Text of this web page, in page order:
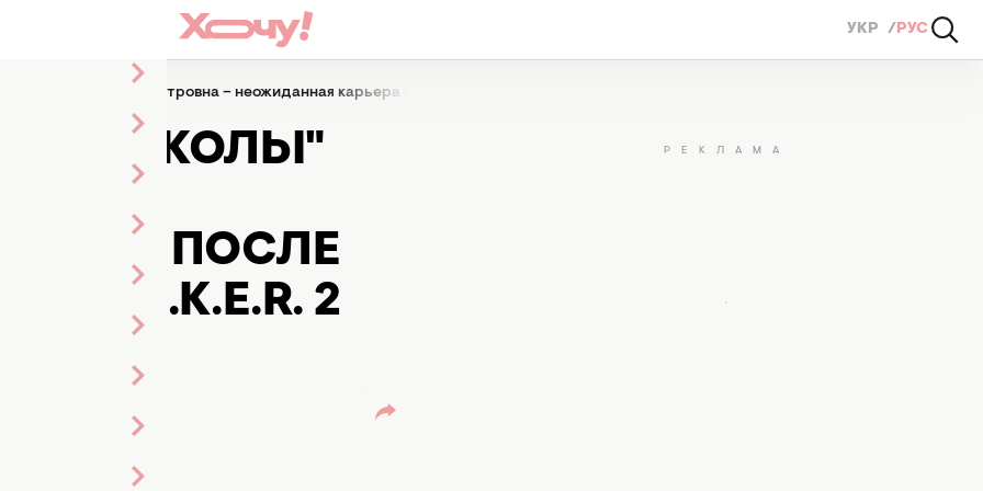
УКР РУС
"Школы" Дарья Петровна – неожиданная карьера после сериала и роль в S.T.A.L.K.E.R. 2 (ФОТО, ВИДЕО)
"ШКОЛЫ"
ПОСЛЕ
2